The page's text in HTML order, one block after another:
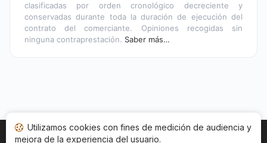
clasificadas por orden cronológico decreciente y
conservadas durante toda la duración de ejecución del
contrato del comerciante. Opiniones recogidas sin
ninguna contraprestación. Saber más…
Utilizamos cookies con fines de medición de audiencia y
mejora de la experiencia del usuario.